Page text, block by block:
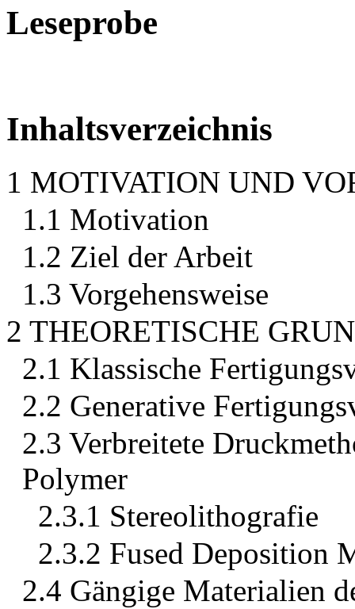
Leseprobe
Inhaltsverzeichnis
1 MOTIVATION UND
1.1 Motivation
1.2 Ziel der Arbeit
1.3 Vorgehensweise
2 THEORETISCHE
2.1 Klassische
2.2 Generative
2.3 Verbreitete
Polymer
2.3.1 Stereolithografie
2.3.2 Fused Deposition
2.4 Gängige Materialien